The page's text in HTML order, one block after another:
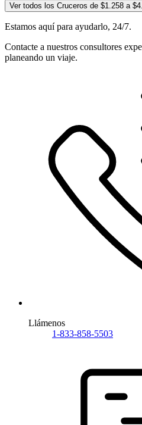
Ver todos los Cruceros de $1.258 a
Estamos aquí para ayudarlo, 24/7.
Contacte a nuestros consultores
planeando un viaje.
Llámenos
1-833-858-5503